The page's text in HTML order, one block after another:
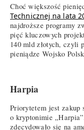
Choć większość
Technicznej na lata
najdroższe programy
pięć kluczowych
140 mld złotych, czyli
pieniądze Wojsko
Harpia
Priorytetem jest zakup
o kryptonimie
zdecydowało się na